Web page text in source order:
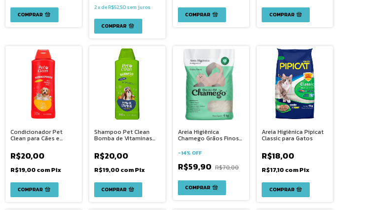
2x deR$52,50 sem juros
COMPRAR
Condicionador Pet
Clean para Cães e
R$20,00
R$19,00comPix
Shampoo Pet Clean
Bomba de Vitaminas
700ml
R$20,00
R$19,00comPix
Areia Higiênica
Chamego Grãos Finos
-14% OFF
R$59,90 R$70,00
Areia Higiênica Pipicat
Classic para Gatos
R$18,00
R$17,10comPix
COMPRAR